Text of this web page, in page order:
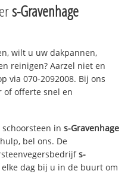
s-Gravenhage
wilt u uw dakpannen,
reinigen? Aarzel niet en
via 070-2092008. Bij ons
of offerte snel en
schoorsteen ins-Gravenhage
bel ons. De
s-
dag bij u in de buurt om